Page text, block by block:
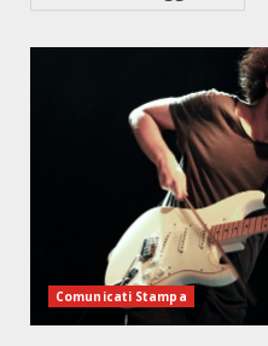
Comunicati Stampa